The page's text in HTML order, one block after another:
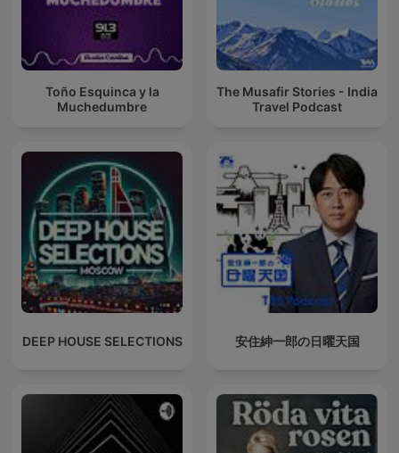
Toño Esquinca y la
Muchedumbre
The Musafir Stories - India
Travel Podcast
DEEP HOUSE SELECTIONS 安住紳一郎の日曜天国